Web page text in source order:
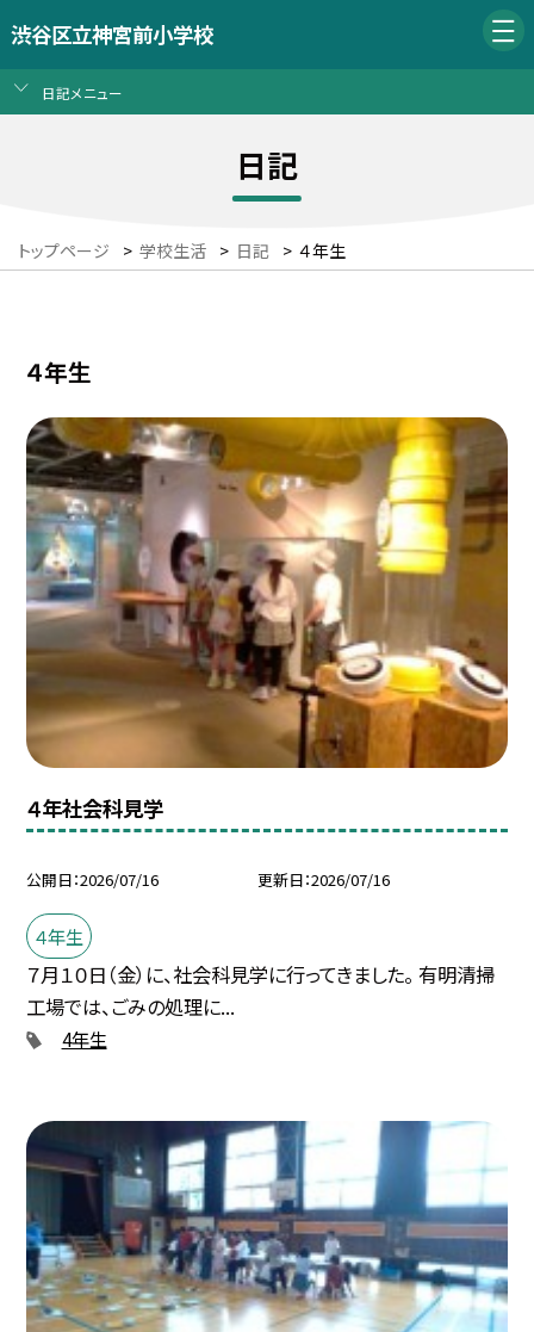
渋谷区立神宮前小学校
日記メニュー
日記
トップページ > 学校生活 > 日記 > ４年生
４年生
４年社会科見学
公開日 2026/07/16 更新日 2026/07/16
４年生
７月１０日（金）に、社会科見学に行ってきました。 有明清掃
工場では、ごみの処理に...
4年生